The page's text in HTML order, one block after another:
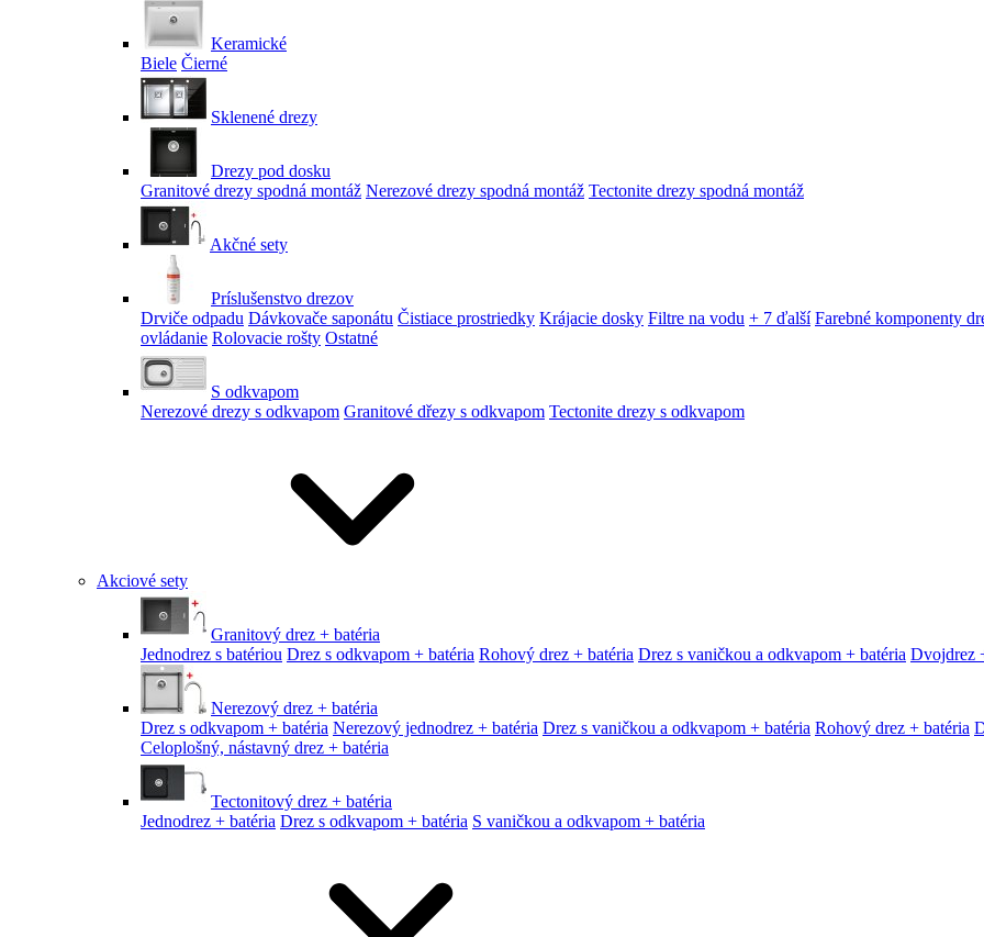
Keramické
Biele Čierné
Sklenené drezy
Drezy pod dosku
Granitové drezy spodná montáž Nerezové drezy spodná montáž Tectonite drezy spodná montáž
Akčné sety
Príslušenstvo drezov
Drviče odpadu Dávkovače saponátu Čistiace prostriedky Krájacie dosky Filtre na vodu + 7 ďalší Farebné komponenty
ovládanie Rolovacie rošty Ostatné
S odkvapom
Nerezové drezy s odkvapom Granitové dřezy s odkvapom Tectonite drezy s odkvapom
Akciové sety
Granitový drez + batéria
Jednodrez s batériou Drez s odkvapom + batéria Rohový drez + batéria Drez s vaničkou a odkvapom + batéria Dvojdrez
Nerezový drez + batéria
Drez s odkvapom + batéria Nerezový jednodrez + batéria Drez s vaničkou a odkvapom + batéria Rohový drez + batéria
Celoplošný, nástavný drez + batéria
Tectonitový drez + batéria
Jednodrez + batéria Drez s odkvapom + batéria S vaničkou a odkvapom + batéria